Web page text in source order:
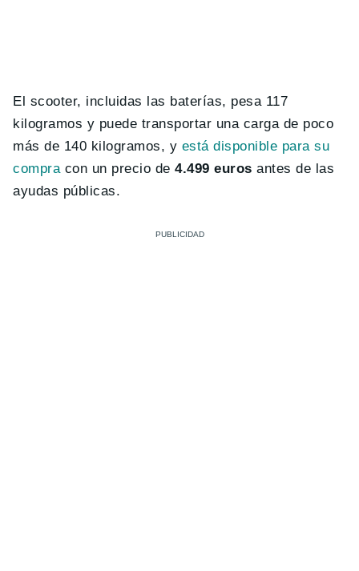
El scooter, incluidas las baterías, pesa 117
kilogramos y puede transportar una carga de poco
más de 140 kilogramos, y está disponible para su
compra con un precio de4.499 eurosantes de las
ayudas públicas.